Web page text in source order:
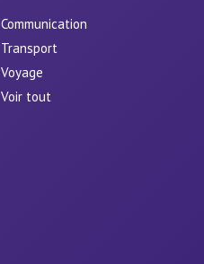
Communication
Transport
Voyage
Voir tout